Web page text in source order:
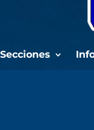
Secciones